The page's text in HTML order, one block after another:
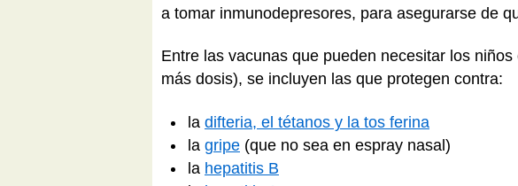
a tomar inmunodepresores, para asegurarse de
Entre las vacunas que pueden necesitar los
más dosis), se incluyen las que protegen contra:
la difteria, el tétanos y la tos ferina
la gripe (que no sea en espray nasal)
la hepatitis B